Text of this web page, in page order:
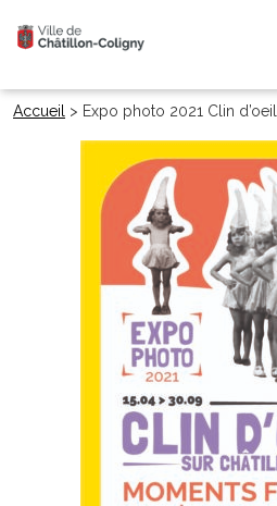
Accueil > Expo photo 2021 Clin